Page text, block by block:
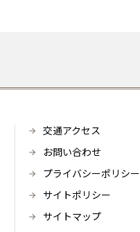
交通アクセス
お問い合わせ
プライバシーポリシー
サイトポリシー
サイトマップ